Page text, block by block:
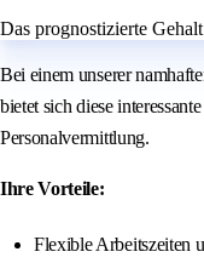
Das prognostizierte
Bei einem unserer
bietet sich diese
Personalvermittlung.
Ihre Vorteile:
Flexible Arbeitszeiten